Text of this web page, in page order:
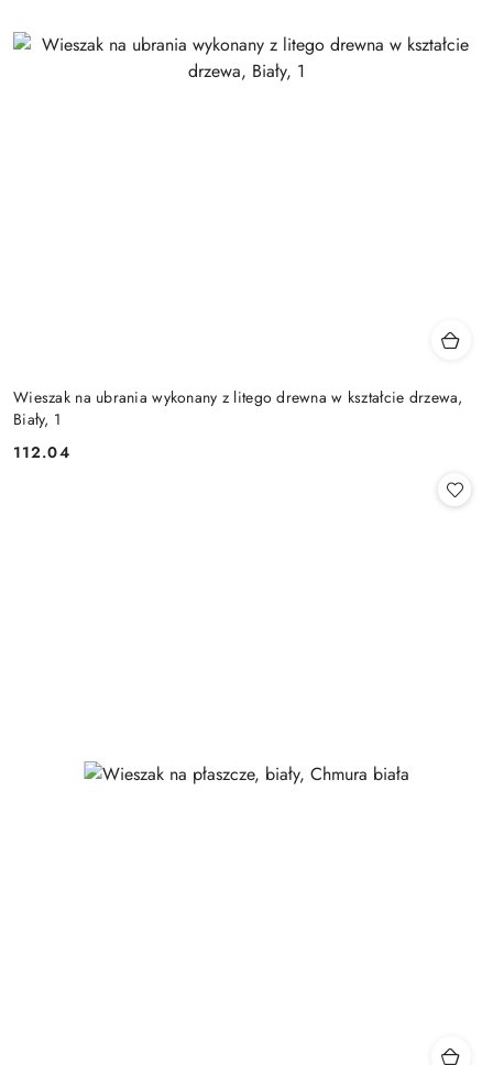
Wieszak na ubrania wykonany z litego drewna w kształcie drzewa,
Biały, 1
Cena:
112.04